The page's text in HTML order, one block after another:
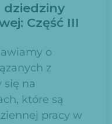
dziedziny
Część III
o
z
na
które są
pracy w